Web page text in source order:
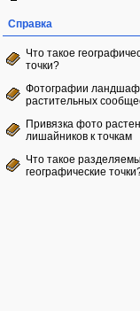
Справка
Что такое
точки?
Фотографии
растительных
Привязка фото
лишайников к точкам
Что такое
географические